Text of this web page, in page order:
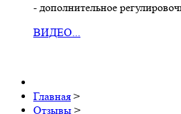
- дополнительное
ВИДЕО...
Главная >
Отзывы >